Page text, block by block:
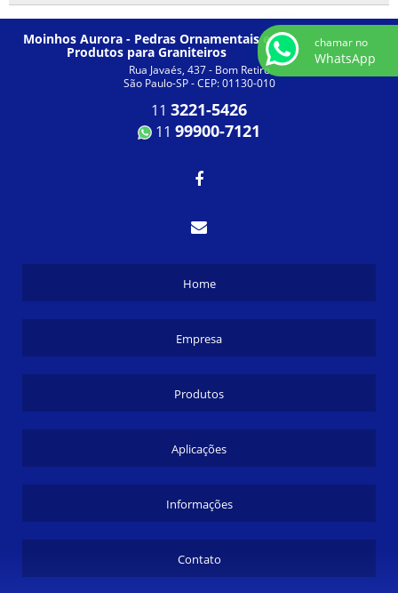
Moinhos Aurora - Pedras Ornamentais e
Produtos para Graniteiros
Rua Javaés, 437 - Bom Retiro
São Paulo-SP - CEP: 01130-010
11 3221-5426
11 99900-7121
Home
Empresa
Produtos
Aplicações
Informações
Contato
chamar no
WhatsApp